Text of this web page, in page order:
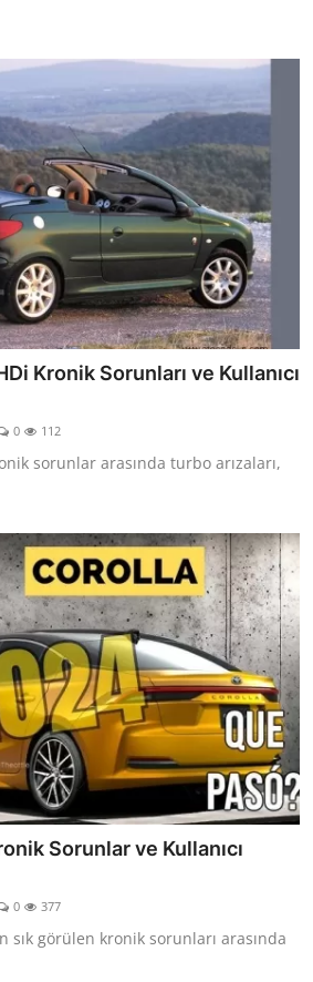
Kronik Sorunları ve Kullanıcı
0 112
sorunlar arasında turbo arızaları,
Sorunlar ve Kullanıcı
0 377
sık görülen kronik sorunları arasında